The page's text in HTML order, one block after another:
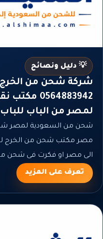
💡 دليل ونصائح
شركة شحن من
لمصر من الباب للباب
شحن من السعودية لمصر
مصر مكتب شحن من الخرج
الى مصر او فكرت فى شحن
تعرف على المزيد